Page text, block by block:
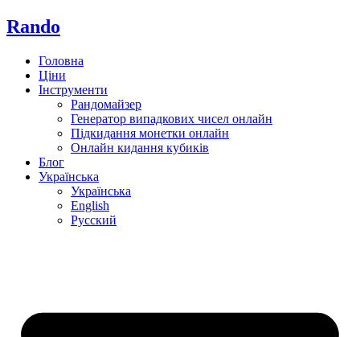
Rando
Головна
Ціни
Інструменти
Рандомайзер
Генератор випадкових чисел онлайн
Підкидання монетки онлайн
Онлайн кидання кубиків
Блог
Українська
Українська
English
Русский